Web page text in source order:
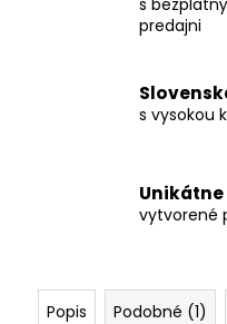
predajni
s vysokou
vytvorené
Popis Podobné (1)